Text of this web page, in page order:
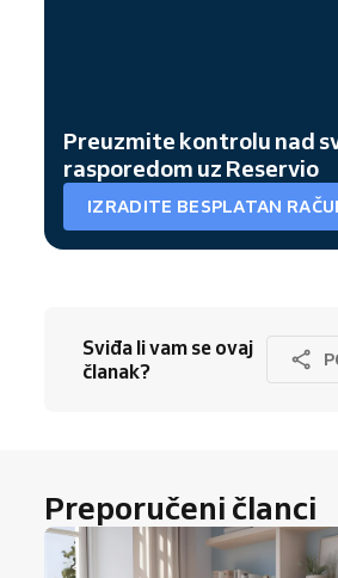
Preuzmite kontrolu nad
rasporedom uz Reservio
IZRADITE BESPLATAN
Sviđa li vam se ovaj
članak?
Preporučeni članci